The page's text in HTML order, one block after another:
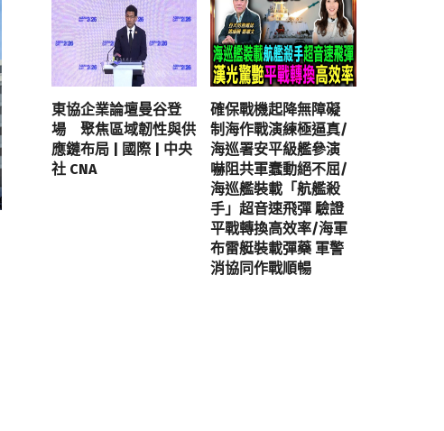
東協企業論壇曼谷登
場 聚焦區域韌性與供
應鏈布局 | 國際 | 中央
社 CNA
確保戰機起降無障礙
制海作戰演練極逼真/
海巡署安平級艦參演
嚇阻共軍蠢動絕不屈/
海巡艦裝載「航艦殺
手」超音速飛彈 驗證
平戰轉換高效率/海軍
布雷艇裝載彈藥 軍警
消協同作戰順暢